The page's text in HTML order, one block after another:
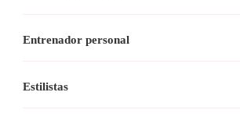
Entrenador personal
Estilistas